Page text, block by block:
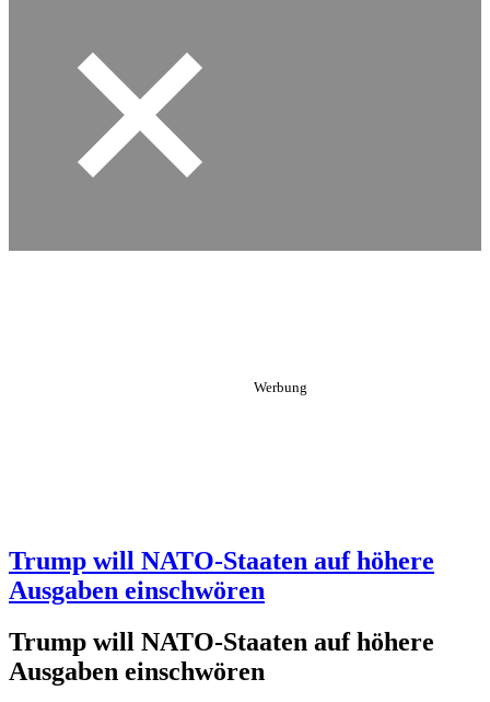
Trump will NATO-Staaten auf höhere
Ausgaben einschwören
Trump will NATO-Staaten auf höhere
Ausgaben einschwören